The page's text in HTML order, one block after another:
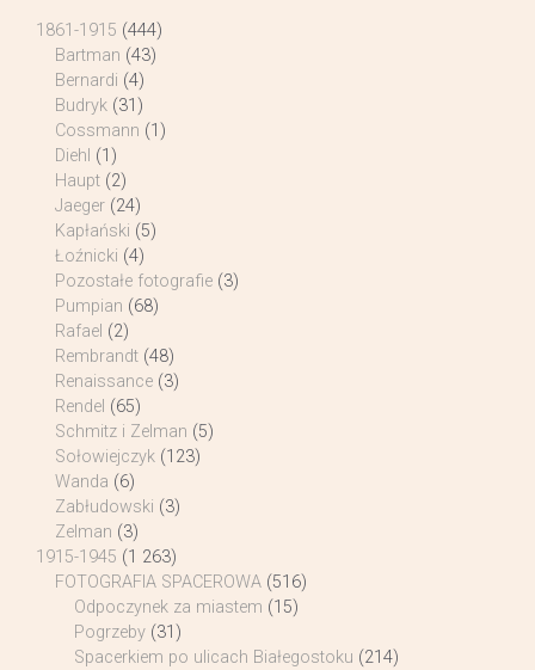
1861-1915 (444)
Bartman (43)
Bernardi (4)
Budryk (31)
Cossmann (1)
Diehl (1)
Haupt (2)
Jaeger (24)
Kapłański (5)
Łoźnicki (4)
Pozostałe fotografie (3)
Pumpian (68)
Rafael (2)
Rembrandt (48)
Renaissance (3)
Rendel (65)
Schmitz i Zelman (5)
Sołowiejczyk (123)
Wanda (6)
Zabłudowski (3)
Zelman (3)
1915-1945 (1 263)
FOTOGRAFIA SPACEROWA (516)
Odpoczynek za miastem (15)
Pogrzeby (31)
Spacerkiem po ulicach Białegostoku (214)